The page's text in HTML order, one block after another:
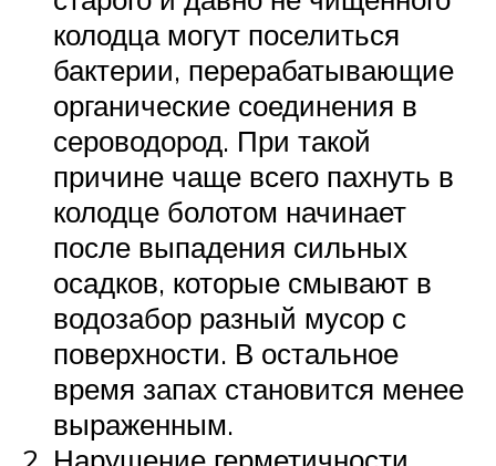
колодца могут поселиться
бактерии, перерабатывающие
органические соединения в
сероводород. При такой
причине чаще всего пахнуть в
колодце болотом начинает
после выпадения сильных
осадков, которые смывают в
водозабор разный мусор с
поверхности. В остальное
время запах становится менее
выраженным.